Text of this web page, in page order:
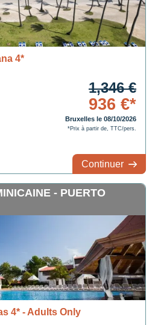
4*
1,346 €
936 €*
Bruxelles le 08/10/2026
*Prix à partir de, TTC/pers.
Continuer
- PUERTO
4* - Adults Only